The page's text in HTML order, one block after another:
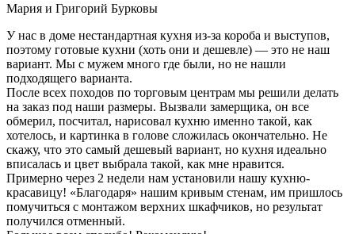
Мария и Григорий Бурковы
У нас в доме нестандартная кухня из-за короба и выступов,
поэтому готовые кухни (хоть они и дешевле) — это не наш
вариант. Мы с мужем много где были, но не нашли
подходящего варианта.
После всех походов по торговым центрам мы решили делать
на заказ под наши размеры. Вызвали замерщика, он все
обмерил, посчитал, нарисовал кухню именно такой, как
хотелось, и картинка в голове сложилась окончательно. Не
скажу, что это самый дешевый вариант, но кухня идеально
вписалась и цвет выбрала такой, как мне нравится.
Примерно через 2 недели нам установили нашу кухню-
красавицу! «Благодаря» нашим кривым стенам, им пришлось
помучиться с монтажом верхних шкафчиков, но результат
получился отменный.